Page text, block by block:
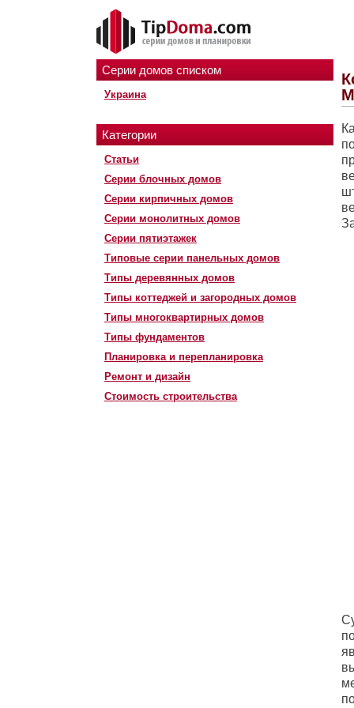
Серии домов списком
Украина
Категории
Статьи
Серии блочных домов
Серии кирпичных домов
Серии монолитных домов
Серии пятиэтажек
Типовые серии панельных домов
Типы деревянных домов
Типы коттеджей и загородных домов
Типы многоквартирных домов
Типы фундаментов
Планировка и перепланировка
Ремонт и дизайн
Стоимость строительства